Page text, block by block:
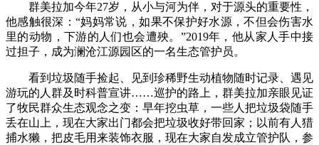
群美拉加今年27岁，从小与河为伴，对于源头的重要性，
他感触很深：“妈妈常说，如果不保护好水源，不但会伤害水
里的动物，下游的人们也会遭殃。”2019年，他从家人手中接
过担子，成为澜沧江源园区的一名生态管护员。
看到垃圾随手捡起、见到珍稀野生动植物随时记录、遇见
游玩的人群及时科普宣讲……巡护的路上，群美拉加亲眼见证
了牧民群众生态观念之变：早年挖虫草，一些人把垃圾袋随手
丢在山上，现在大家出门都会把垃圾收好带回家；以前有人猎
捕水獭，把皮毛用来装饰衣服，现在大家自发成立管护队，参